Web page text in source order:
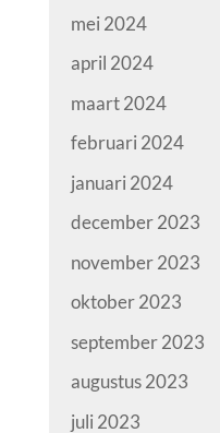
mei 2024
april 2024
maart 2024
februari 2024
januari 2024
december 2023
november 2023
oktober 2023
september 2023
augustus 2023
juli 2023